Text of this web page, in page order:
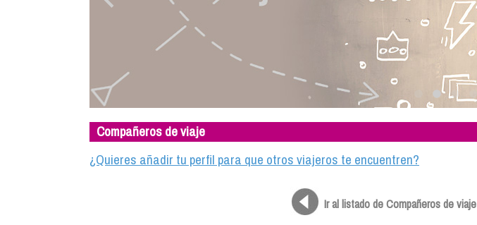
Compañeros de viaje
¿Quieres añadir tu perfil para que otros viajeros te encuentren?
Ir al listado de Compañeros de viaje